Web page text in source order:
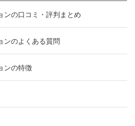
ンの口コミ・評判まとめ
ンのよくある質問
ンの特徴